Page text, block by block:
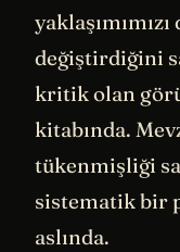
değiştirdiğini
kritik olan
kitabında.
tükenmişliği
sistematik bir
aslında.